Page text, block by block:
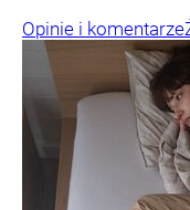
Opinie i komentarze